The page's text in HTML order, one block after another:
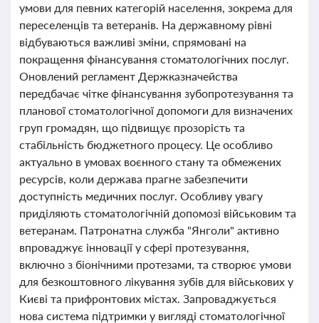
умови для певних категорій населення, зокрема для
переселенців та ветеранів. На державному рівні
відбуваються важливі зміни, спрямовані на
покращення фінансування стоматологічних послуг.
Оновлений регламент Держказначейства
передбачає чітке фінансування зубопротезування та
планової стоматологічної допомоги для визначених
груп громадян, що підвищує прозорість та
стабільність бюджетного процесу. Це особливо
актуально в умовах воєнного стану та обмежених
ресурсів, коли держава прагне забезпечити
доступність медичних послуг. Особливу увагу
приділяють стоматологічній допомозі військовим та
ветеранам. Патронатна служба "Янголи" активно
впроваджує інновації у сфері протезування,
включно з біонічними протезами, та створює умови
для безкоштовного лікування зубів для військових у
Києві та прифронтових містах. Запроваджується
нова система підтримки у вигляді стоматологічної